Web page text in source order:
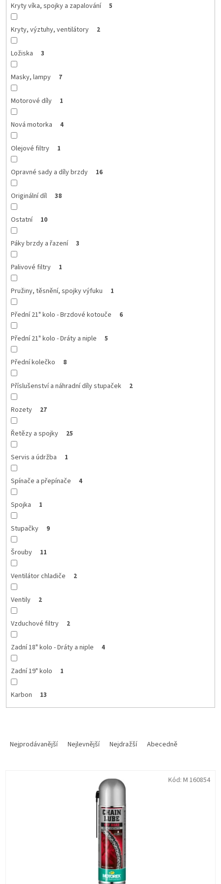
Kryty víka, spojky a zapalování 5
Kryty, výztuhy, ventilátory 2
Ložiska 3
Masky, lampy 7
Motorové díly 1
Nová motorka 4
Olejové filtry 1
Opravné sady a díly brzdy 16
Originální díl 38
Ostatní 10
Páky brzdy a řazení 3
Palivové filtry 1
Pružiny, těsnění, spojky výfuku 1
Přední 21" kolo - Brzdové kotouče 6
Přední 21" kolo - Dráty a niple 5
Přední kolečko 8
Příslušenství a náhradní díly stupaček 2
Rozety 27
Řetězy a spojky 25
Servis a údržba 1
Spínače a přepínače 4
Spojka 1
Stupačky 9
Šrouby 11
Ventilátor chladiče 2
Ventily 2
Vzduchové filtry 2
Zadní 18" kolo - Dráty a niple 4
Zadní 19" kolo 1
Karbon 13
Nejprodávanější Nejlevnější Nejdražší Abecedně
Kód: M 160854